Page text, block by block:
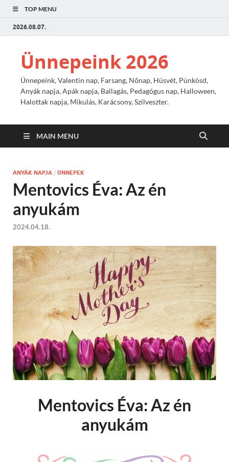
TOP MENU
2026.08.07.
Ünnepeink 2026
Ünnepeink, Valentin nap, Farsang, Nőnap, Húsvét, Pünkösd,
Anyák napja, Apák napja, Ballagás, Pedagógus nap, Halloween,
Halottak napja, Mikulás, Karácsony, Szilveszter.
MAIN MENU
ANYÁK NAPJA / ÜNNEPEK
Mentovics Éva: Az én
anyukám
2024.04.18.
Mentovics Éva: Az én
anyukám